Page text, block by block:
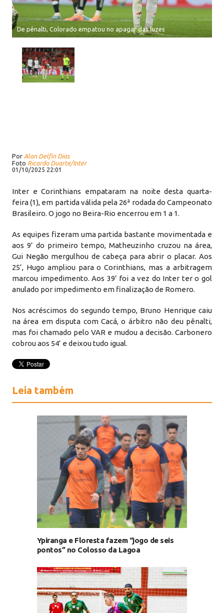
De pênalti, Colorado empatou no apagar das luzes
Por Alan Delfin Dias
Foto Ricardo Duarte/Inter
01/10/2025 22:01
Inter e Corinthians empataram na noite desta quarta-
feira (1), em partida válida pela 26ª rodada do Campeonato
Brasileiro. O jogo no Beira-Rio encerrou em 1 a 1.
As equipes fizeram uma partida bastante movimentada e
aos 9’ do primeiro tempo, Matheuzinho cruzou na área,
Gui Negão mergulhou de cabeça para abrir o placar. Aos
25’, Hugo ampliou para o Corinthians, mas a arbitragem
marcou impedimento. Aos 39’ foi a vez do Inter ter o gol
anulado por impedimento em finalização de Romero.
Nos acréscimos do segundo tempo, Bruno Henrique caiu
na área em disputa com Cacá, o árbitro não deu pênalti,
mas foi chamado pelo VAR e mudou a decisão. Carbonero
cobrou aos 54’ e deixou tudo igual.
Leia também
Ypiranga e Floresta fazem “jogo de seis
pontos” no Colosso da Lagoa